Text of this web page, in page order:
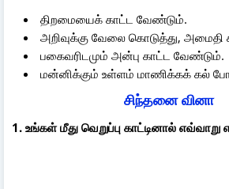
திறமையைக் காட்ட வேண்டும்.
அறிவுக்கு வேலை கொடுத்து,
பகைவரிடமும் அன்பு காட்ட வேண்டும்.
மன்னிக்கும் உள்ளம் மாணிக்கக் கல்
சிந்தனை வினா
1. உங்கள் மீது வெறுப்பு காட்டினால்